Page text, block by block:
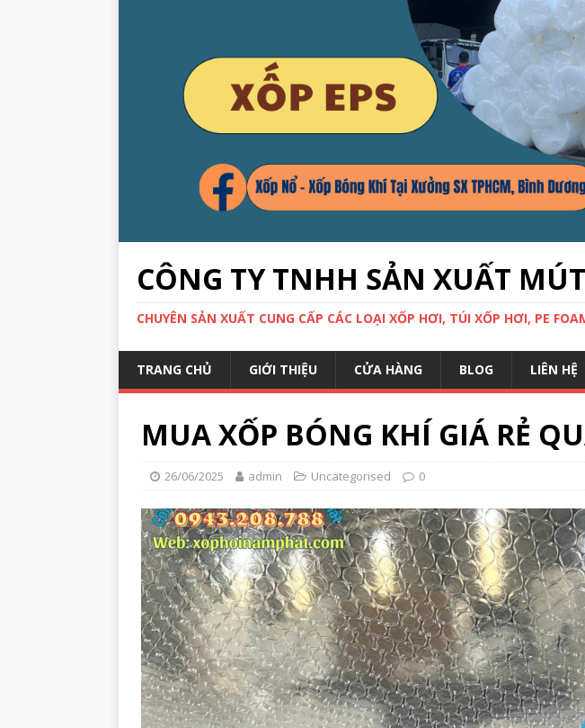
CÔNG TY TNHH SẢN XUẤT
CHUYÊN SẢN XUẤT CUNG CẤP CÁC LOẠI XỐP HƠI, TÚI XỐP HƠI, PE
TRANG CHỦ GIỚI THIỆU CỬA HÀNG BLOG LIÊN HỆ
MUA XỐP BÓNG KHÍ GIÁ RẺ
26/06/2025 admin Uncategorised 0